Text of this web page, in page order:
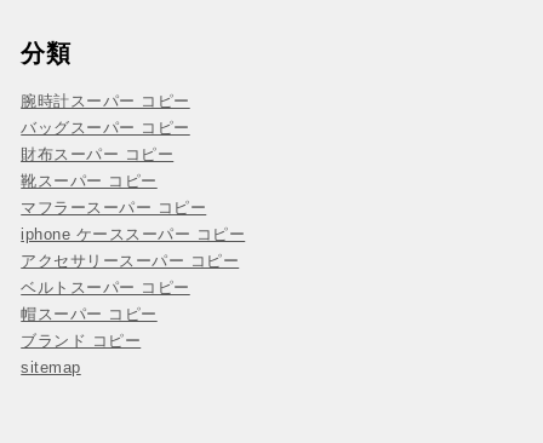
分類
腕時計スーパー コピー
バッグスーパー コピー
財布スーパー コピー
靴スーパー コピー
マフラースーパー コピー
iphone ケーススーパー コピー
アクセサリースーパー コピー
ベルトスーパー コピー
帽スーパー コピー
ブランド コピー
sitemap